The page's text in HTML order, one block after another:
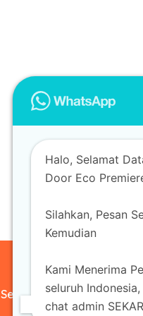
Sewa Mobil
Halo, Selamat
Door Eco
Silahkan, Pesan
Kemudian
Kami Menerima
seluruh
chat admin